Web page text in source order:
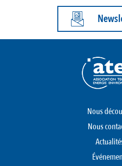
Nous
Nous